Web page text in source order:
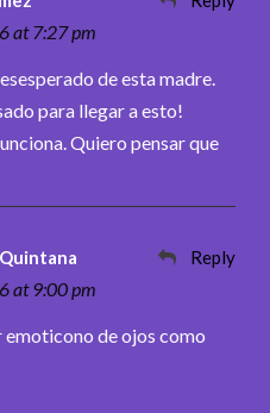
at 7:27 pm
de esta madre.
para llegar a esto!
Quiero pensar que
at 9:00 pm
Reply
emoticono de ojos como